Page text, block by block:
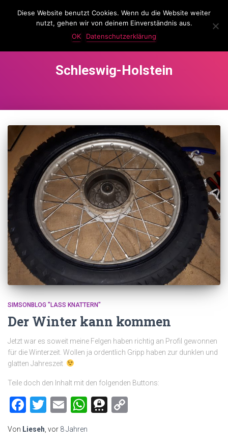
LassKnattern
Schleswig-Holstein
SIMSONBLOG "LASS KNATTERN"
Der Winter kann kommen
Jetzt war es soweit meine Felgen haben richtig an Profil gewonnen
für die Winterzeit. Wollen ja ordentlich Gripp haben zur dunklen und
glatten Jahreszeit
Teile doch den Inhalt mit den folgenden Buttons:
Facebook
Twitter
EmailWhatsApp
Threema
Von Lieseh , vor 8 Jahren
Diese Website benutzt Cookies. Wenn du die Website weiter
nutzt, gehen wir von deinem Einverständnis aus.
OK
Datenschutzerklärung